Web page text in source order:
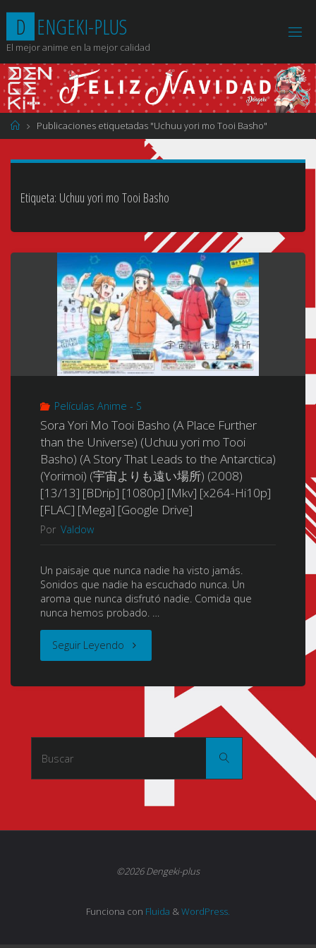
contenido
D ENGEKI-PLUS
El mejor anime en la mejor calidad
Página
de
Publicaciones etiquetadas "Uchuu yori mo Tooi Basho"
Etiqueta: Uchuu yori mo Tooi Basho
Películas Anime - S
Sora Yori Mo Tooi Basho (A Place Further
than the Universe) (Uchuu yori mo Tooi
Basho) (A Story That Leads to the Antarctica)
(Yorimoi) (宇宙よりも遠い場所) (2008)
[13/13] [BDrip] [1080p] [Mkv] [x264-Hi10p]
[FLAC] [Mega] [Google Drive]
Por Valdow
Un paisaje que nunca nadie ha visto jamás.
Sonidos que nadie ha escuchado nunca. Un
aroma que nunca disfrutó nadie. Comida que
nunca hemos probado. …
Seguir Leyendo "Sora
Tooi
the
Buscar:
Buscar
©2026 Dengeki-plus
Funciona con Fluida &WordPress.